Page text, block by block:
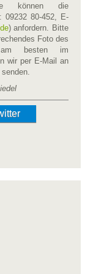
können die
09232 80-452, E-
) anfordern. Bitte
Foto des
besten im
wir per E-Mail an